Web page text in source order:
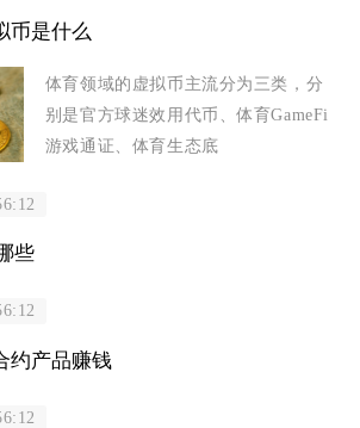
币是什么
体育领域的虚拟币主流分为三类，分
别是官方球迷效用代币、体育GameFi
游戏通证、体育生态底
些
约产品赚钱